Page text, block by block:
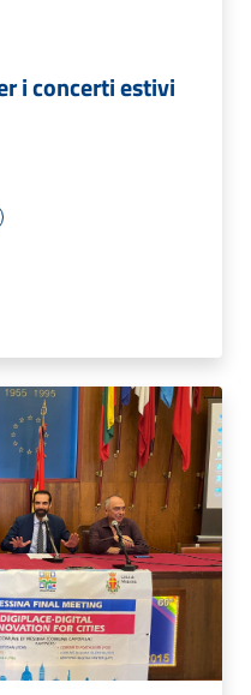
i concerti estivi